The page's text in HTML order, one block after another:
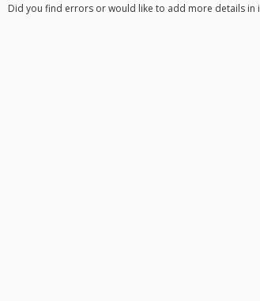
Did you find errors or would like to add more details in